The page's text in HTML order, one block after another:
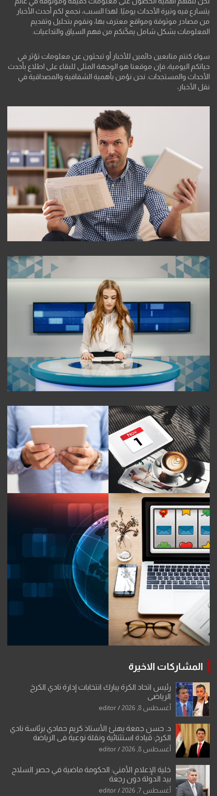
يتسارع فيه وتيرة الأحداث يوميًا. لهذا السبب، نجمع لكم أحدث الأخبار
من مصادر موثوقة ومواقع معترف بها، ونقوم بتحليل وتقديم
المعلومات بشكل شامل يمكّنكم من فهم السياق والتداعيات.
سواء كنتم متابعين دائمين للأخبار أو تبحثون عن معلومات تؤثر في
حياتكم اليومية، فإن موقعنا هو الوجهة المثلى للبقاء على اطلاع بأحدث
الأحداث والمستجدات. نحن نؤمن بأهمية الشفافية والمصداقية في
نقل الأخبار،
المشاركات الاخيرة
رئيس اتحاد الكرة يبارك انتخابات إدارة نادي الكرخ
الرياضي
أغسطس 8, 2026 editor
د. حسن جمعة يهنئ الأستاذ كريم حمادي برئاسة نادي
الكرخ: قيادة استثنائية ونقلة نوعية في الرياضة
العراقية
أغسطس 8, 2026 editor
خلية الإعلام الأمني: الحكومة ماضية في حصر السلاح
بيد الدولة دون رجعة
أغسطس 7, 2026 editor